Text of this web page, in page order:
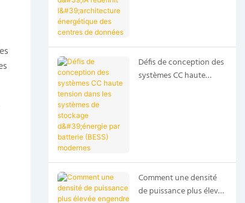
Défis de conception des
systèmes CC haute
Comment une densité
de puissance plus élevée